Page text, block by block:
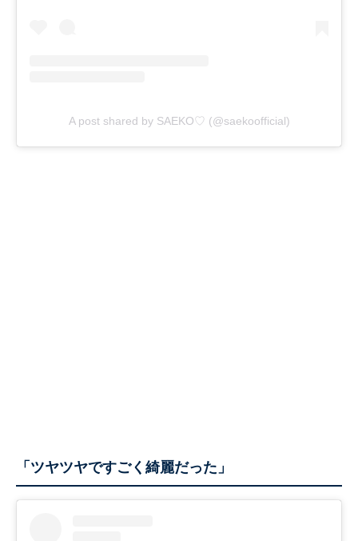
A post shared by SAEKO♡ (@saekoofficial)
「ツヤツヤですごく綺麗だった」